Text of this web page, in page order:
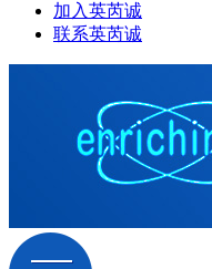
加入英芮诚
联系英芮诚